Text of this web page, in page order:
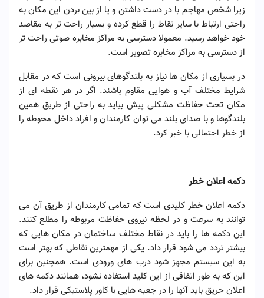
زیرا شخص مهاجم با در دست داشتن و یا از بین بردن این مکان به
راحتی ارتباط با سایر نقاط را قطع کرده و بسیار راحت تر به مقاصد
خود خواهد رسید. معمولا دسترسی به مراکز مخابره صوتی راحت تر
از دسترسی به مراکز مخابره تصویر است.
در بسیاری از مکان ها نیاز به بلندگوهای بیرونی است که در مقابل
شرایط مختلف آب و هوایی مقاوم باشند. اگر در هر نقطه ای از
مکان تحت حفاظت مشکلی پیش بیاید به راحتی از طریق همین
بلندگوها و با صدای بلند می توان کارمندان و افراد داخل محوطه را
از خطر احتمالی با خبر کرد.
دکمه اعلان خطر
دکمه اعلان خطر کلیدی است که تمامی کارمندان از طریق آن می
توانند به سرعت و در لحظه نیروی حفاظت مربوطه را مطلع کنند.
این دکمه ها را باید در نقاط مختلف ساختمان در مکان هایی که
بیشتر تردد می شود قرار داد. یکی از مهمترین نقاطی که بهتر است
به این سیستم مجهز شود درب های ورودی است. همچنین برای
این که به طور اتفاقی از این کلید استفاده نشود، همانند دکمه های
اعلان حریق باید آنها را در جعبه هایی با کاور پلاستیکی قرار داد.